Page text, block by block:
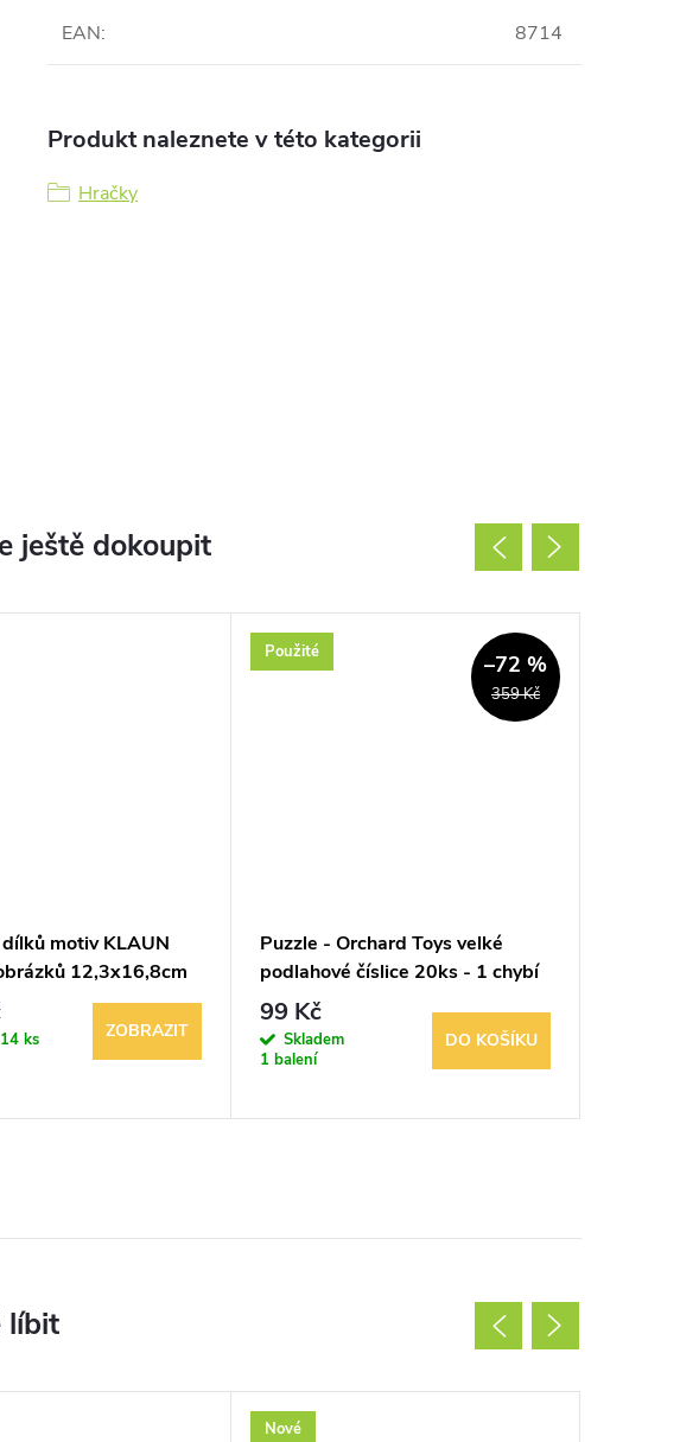
EAN: 8714
Produkt naleznete v této kategorii
Hračky
ještě dokoupit
motiv KLAUN
12,3x16,8cm
14 ks ZOBRAZIT
Použité
359 Kč
–72 %
Puzzle - Orchard Toys velké
podlahové číslice 20ks - 1 chybí
99 Kč
Skladem
1 balení
DO KOŠÍKU
Nové